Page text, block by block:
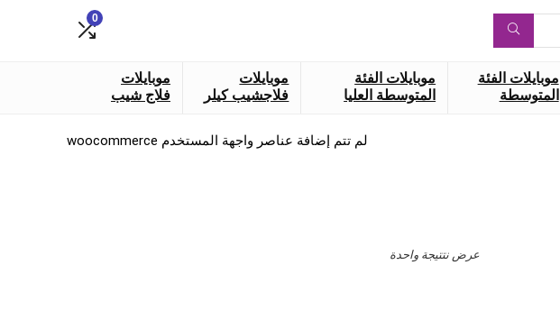
0
موبايلات الفئة
المتوسطة
موبايلات الفئة
المتوسطة العليا
موبايلات
فلاجشيب كيلر
موبايلات
فلاج شيب
عرض نتتيجة واحدة
لم تتم إضافة عناصر واجهة المستخدم woocommerce